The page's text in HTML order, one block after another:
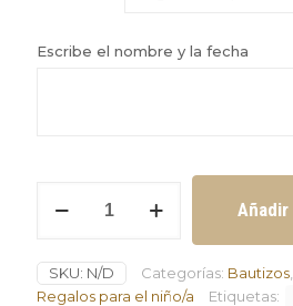
Escribe el nombre y la fecha
madera
para
SKU: N/D Categorías: Bautizos
Regalos para el niño/a
Etiquetas: